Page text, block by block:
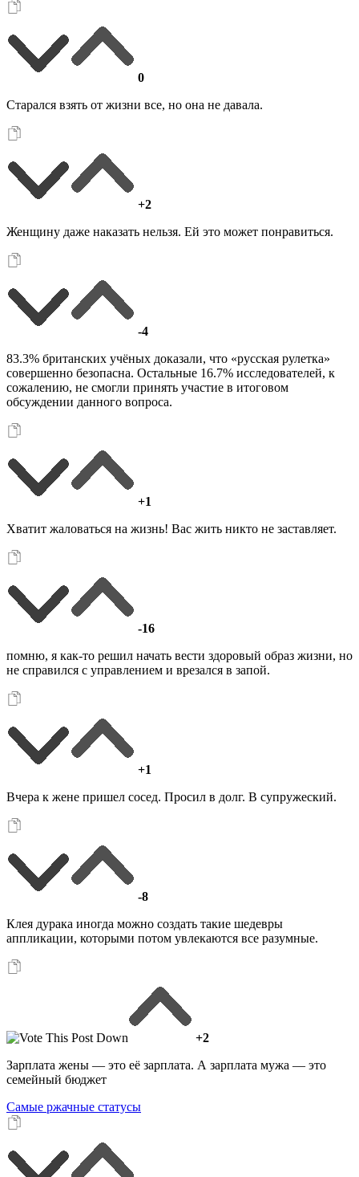
0
Старался взять от жизни все, но она не давала.
+2
Женщину даже наказать нельзя. Ей это может понравиться.
-4
83.3% британских учёных доказали, что «русская рулетка»
совершенно безопасна. Остальные 16.7% исследователей, к
сожалению, не смогли принять участие в итоговом
обсуждении данного вопроса.
+1
Хватит жаловаться на жизнь! Вас жить никто не заставляет.
-16
помню, я как-то решил начать вести здоровый образ жизни, но
не справился с управлением и врезался в запой.
+1
Вчера к жене пришел сосед. Просил в долг. В супружеский.
-8
Клея дурака иногда можно создать такие шедевры
аппликации, которыми потом увлекаются все разумные.
+2
Зарплата жены — это её зарплата. А зарплата мужа — это
семейный бюджет
Самые ржачные статусы